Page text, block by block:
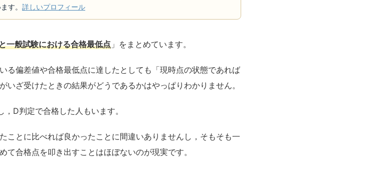
す。 詳しいプロフィール
一般試験における合格最低点 」をまとめています。
る偏差値や合格最低点に達したとしても「現時点の状態であれば
ざ受けたときの結果がどうであるかはやっぱりわかりません。
D判定で合格した人もいます。
ことに比べれば良かったことに間違いありませんし，そもそも一
合格点を叩き出すことはほぼないのが現実です。